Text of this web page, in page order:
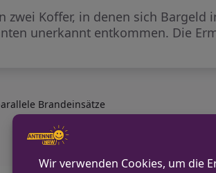
zwei Koffer, in denen sich
unerkannt entkommen. Die
Brandeinsätze